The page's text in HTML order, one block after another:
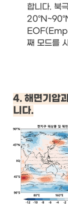
합니다. 북
째 모드를
4. 해면기압
니다.